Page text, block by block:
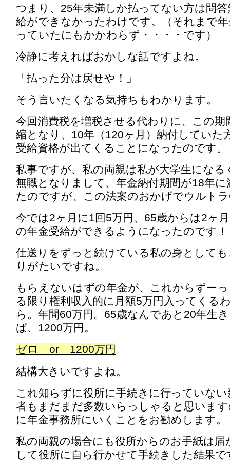
つまり、25年未満しか払ってない方は問
給ができなかったわけです。（それまで
っていたにもかかわらず・・・・です）
冷静に考えればおかしな話ですよね。
「払った分は戻せや！」
そう言いたくなる気持ちもわかります。
今回消費税を増税させる代わりに、この期
縮となり、10年（120ヶ月）納付していた
受給資格が出てくることになったのです。
私事ですが、私の両親は私が大学生になる
無職となりまして、年金納付期間が18年
たのですが、この法案のおかげでウルト
今では2ヶ月に1回5万円、65歳からは2ヶ
の年金受給ができるようになったのです！
仕送りをずっと続けている私の身として
りがたいですね。
もらえないはずの年金が、これからずー
る限り権利収入的に月額5万円入ってくる
ら。年間60万円。65歳なんであと20年生
ば、1200万円。
ゼロ or 1200万円
結構大きいですよね。
これ知らずに役所に手続きに行っていない
者もまだまだ多数いらっしゃると思いま
に年金事務所にいくことをお勧めします。
私の両親の場合にも役所からのお手紙は届
して役所に自ら行かせて手続きした結果